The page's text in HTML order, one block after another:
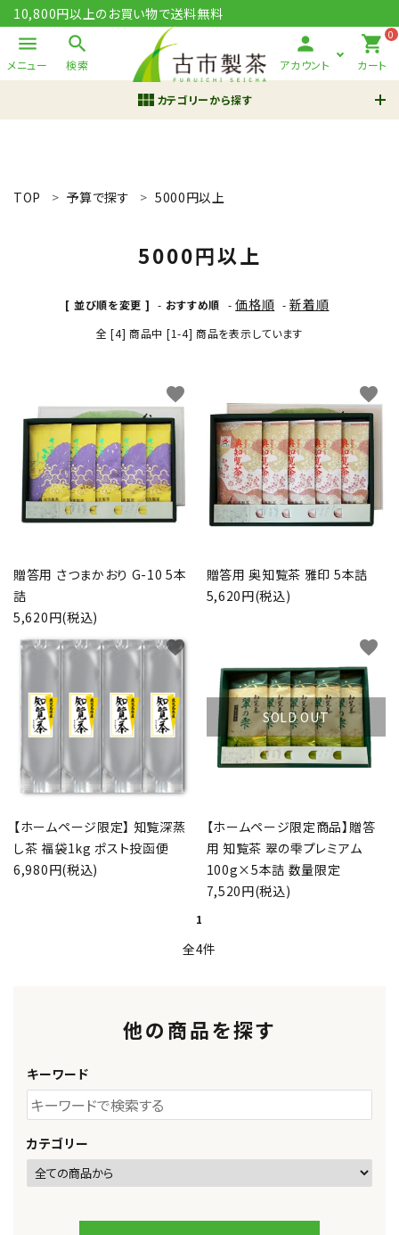
10,800円以上のお買い物で送料無料
menu
メニュー
search
検索
person
アカウント
0
shopping_cart
カート
view_module カテゴリーから探す
meeting_room ログイン person 新規会員登録
search
鹿児島茶 さつまかおり
知覧茶
有機栽培 ギフト
新規会員登録で200pt進呈
お茶の種類から探す
シリーズで探す
シーン別で楽しむ
予算で探す
コンテンツ
プライバシーポリシー
特定商取引法について
お問い合わせ
call フリーダイヤル：
（土日祝は除く）
TOP 予算で探す 5000円以上
5000円以上
[ 並び順を変更 ] - おすすめ順 -価格順 -新着順
全 [4] 商品中 [1-4] 商品を表示しています
贈答用 さつまかおり G-10 5本
詰
5,620円(税込)
favorite
贈答用 奥知覧茶 雅印 5本詰
5,620円(税込)
favorite
【ホームページ限定】 知覧深蒸
し茶 福袋1kg ポスト投函便
6,980円(税込)
favorite
SOLD OUT
【ホームページ限定商品】贈答
用 知覧茶 翠の雫プレミアム
100g×5本詰 数量限定
7,520円(税込)
favorite
1
全4件
他の商品を探す
キーワード
カテゴリー